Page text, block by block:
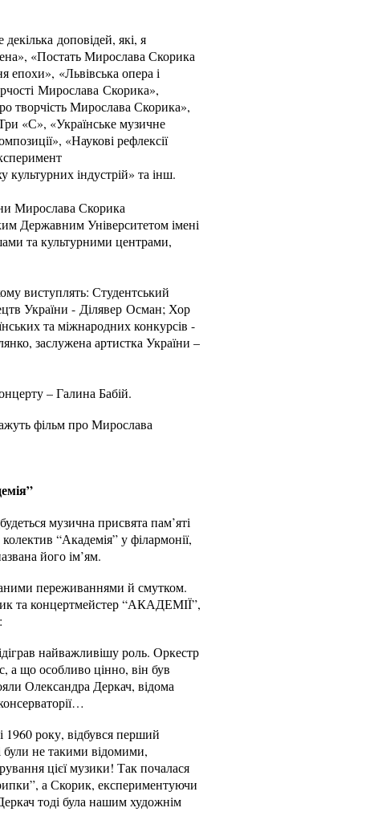
доповідей, які, я
«Постать Мирослава Скорика
епохи», «Львівська опера і
Мирослава Скорика»,
творчість Мирослава Скорика»,
«С», «Українське музичне
«Наукові рефлексії
індустрій» та інш.
Мирослава Скорика
Державним Університетом імені
та культурними центрами,
виступлять: Студентський
України - Ділявер Осман; Хор
та міжнародних конкурсів -
заслужена артистка України –
– Галина Бабій.
фільм про Мирослава
музична присвята пам’яті
“Академія” у філармонії,
його ім’ям.
переживаннями й смутком.
та концертмейстер “АКАДЕМІЇ”,
найважливішу роль. Оркестр
а що особливо цінно, він був
Олександра Деркач, відома
1960 року, відбувся перший
були не такими відомими,
цієї музики! Так почалася
а Скорик, експериментуючи
тоді була нашим художнім